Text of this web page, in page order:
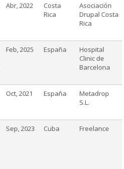
Abr, 2022
Costa
Rica
Asociación
Drupal Costa
Rica
Feb, 2025 España
Hospital
Clinic de
Barcelona
Oct, 2021 España
Metadrop
S.L.
Sep, 2023 Cuba Freelance